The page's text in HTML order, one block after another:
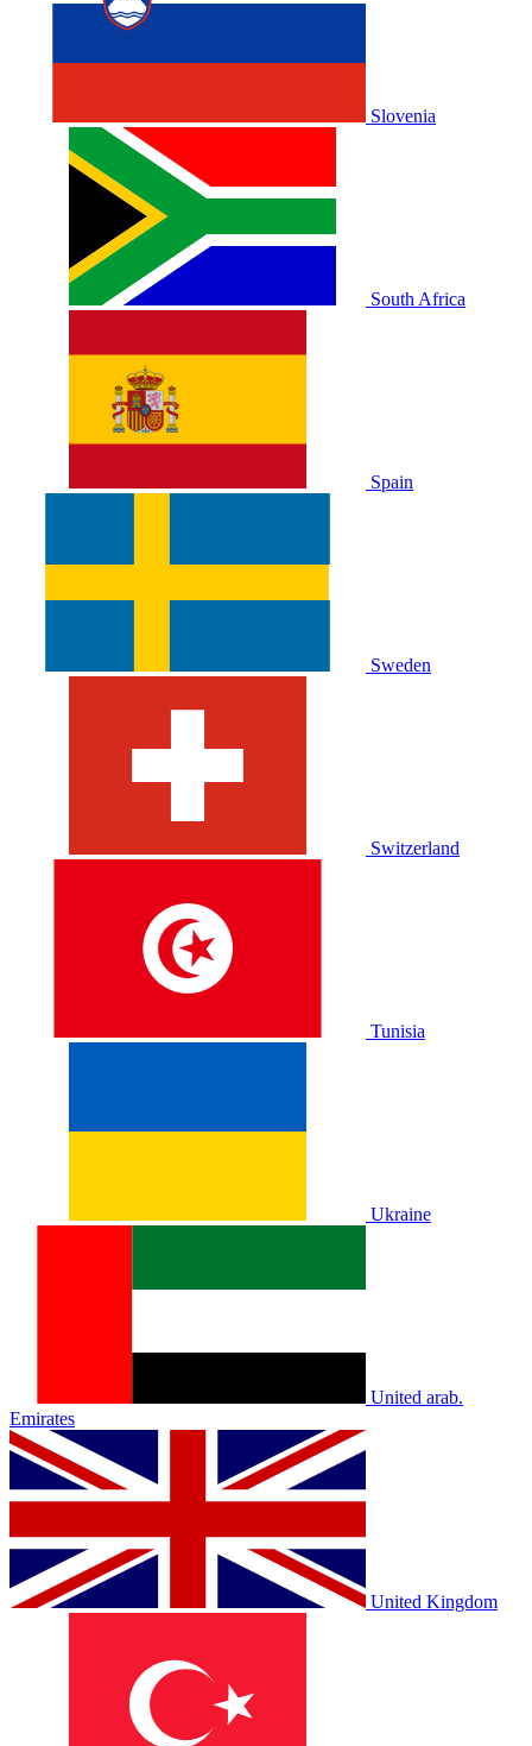
Slovenia
South Africa
Spain
Sweden
Switzerland
Tunisia
Ukraine
United arab.
Emirates
United Kingdom